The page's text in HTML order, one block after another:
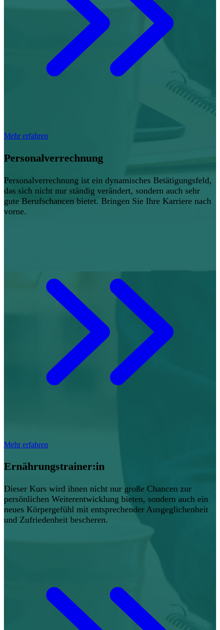
Mehr erfahren
Personalverrechnung
Personalverrechnung ist ein dynamisches Betätigungsfeld,
das sich nicht nur ständig verändert, sondern auch sehr
gute Berufschancen bietet. Bringen Sie Ihre Karriere nach
vorne.
Mehr erfahren
Ernährungstrainer:in
Dieser Kurs wird ihnen nicht nur große Chancen zur
persönlichen Weiterentwicklung bieten, sondern auch ein
neues Körpergefühl mit entsprechender Ausgeglichenheit
und Zufriedenheit bescheren.